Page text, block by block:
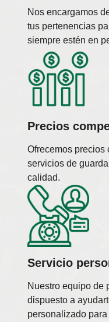
Nos encargamos
tus pertenencias
siempre estén en
Precios
Ofrecemos precios
servicios de
calidad.
Servicio
Nuestro equipo de
dispuesto a
personalizado